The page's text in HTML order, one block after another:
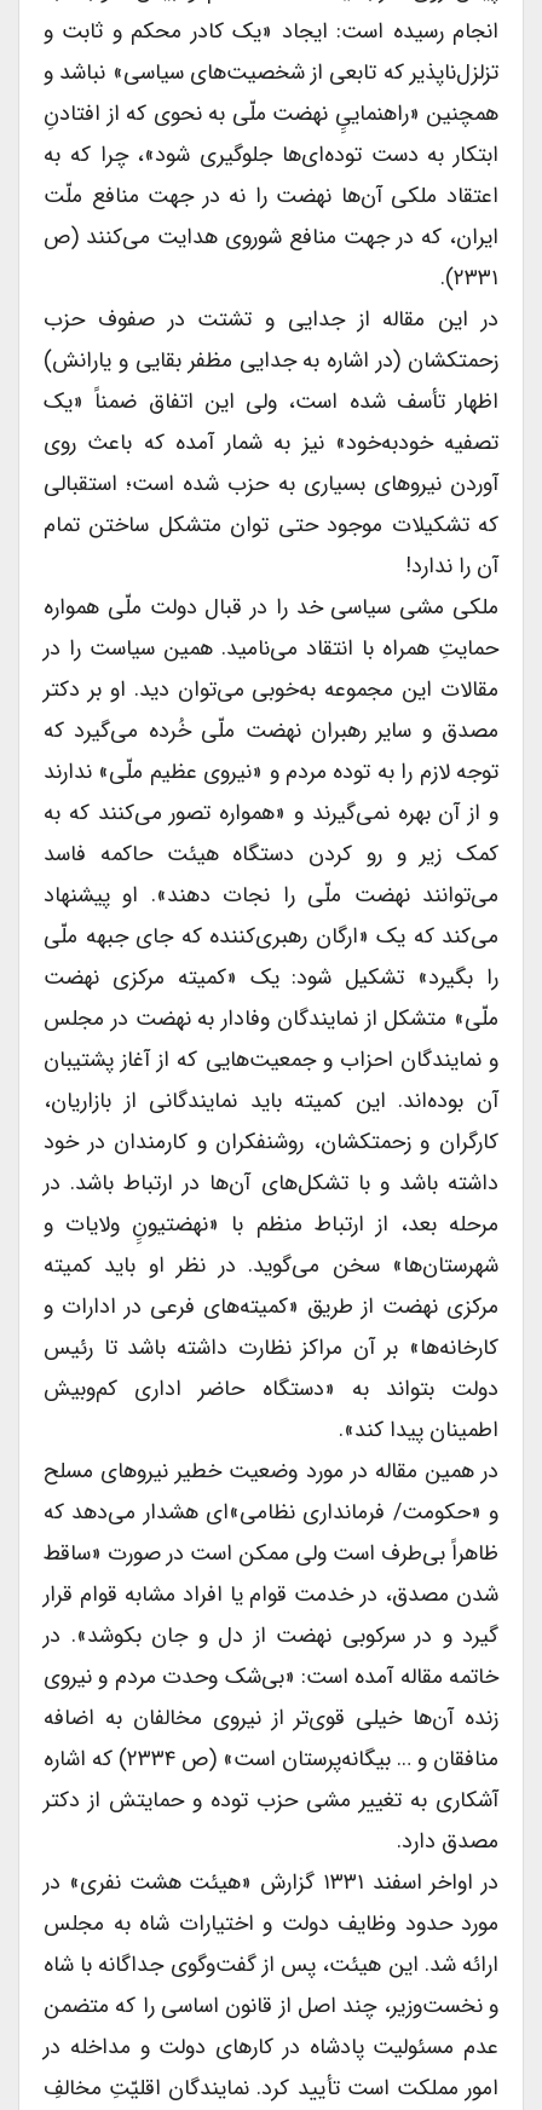
انجام رسیده است: ایجاد «یک کادر محکم و ثابت و
تزلزل‌ناپذیر که تابعی از شخصیت‌های سیاسی» نباشد و
همچنین «راهنماییِِ نهضت ملّی به نحوی که از افتادنِ
ابتکار به دست توده‌ای‌ها جلوگیری شود»، چرا که به
اعتقاد ملکی آن‌ها نهضت را نه در جهت منافع ملّت
ایران، که در جهت منافع شوروی هدایت می‌کنند (ص
۲۳۳۱).
در این مقاله از جدایی و تشتت در صفوف حزب
زحمتکشان (در اشاره به جدایی مظفر بقایی و یارانش)
اظهار تأسف شده است، ولی این اتفاق ضمناً «یک
تصفیه خودبه‌خود» نیز به شمار آمده که باعث روی
آوردن نیروهای بسیاری به حزب شده است؛ استقبالی
که تشکیلات موجود حتی توان متشکل ساختن تمام
آن را ندارد!
ملکی مشی سیاسی خد را در قبال دولت ملّی همواره
حمایتِ همراه با انتقاد می‌نامید. همین سیاست را در
مقالات این مجموعه به‌خوبی می‌توان دید. او بر دکتر
مصدق و سایر رهبران نهضت ملّی خُرده می‌گیرد که
توجه لازم را به توده مردم و «نیروی عظیم ملّی» ندارند
و از آن بهره نمی‌گیرند و «همواره تصور می‌کنند که به
کمک زیر و رو کردن دستگاه هیئت حاکمه فاسد
می‌توانند نهضت ملّی را نجات دهند». او پیشنهاد
می‌کند که یک «ارگان رهبری‌کننده که جای جبهه ملّی
را بگیرد» تشکیل شود: یک «کمیته مرکزی نهضت
ملّی» متشکل از نمایندگان وفادار به نهضت در مجلس
و نمایندگان احزاب و جمعیت‌هایی که از آغاز پشتیبان
آن بوده‌اند. این کمیته باید نمایندگانی از بازاریان،
کارگران و زحمتکشان، روشنفکران و کارمندان در خود
داشته باشد و با تشکل‌های آن‌ها در ارتباط باشد. در
مرحله بعد، از ارتباط منظم با «نهضتیونِِ ولایات و
شهرستان‌ها» سخن می‌گوید. در نظر او باید کمیته
مرکزی نهضت از طریق «کمیته‌های فرعی در ادارات و
کارخانه‌ها» بر آن مراکز نظارت داشته باشد تا رئیس
دولت بتواند به «دستگاه حاضر اداری کم‌وبیش
اطمینان پیدا کند».
در همین مقاله در مورد وضعیت خطیر نیروهای مسلح
و «حکومت/ فرمانداری نظامی»ای هشدار می‌دهد که
ظاهراً بی‌طرف است ولی ممکن است در صورت «ساقط
شدن مصدق، در خدمت قوام یا افراد مشابه قوام قرار
گیرد و در سرکوبی نهضت از دل و جان بکوشد». در
خاتمه مقاله آمده است: «بی‌شک وحدت مردم و نیروی
زنده آن‌ها خیلی قوی‌تر از نیروی مخالفان به اضافه
منافقان و … بیگانه‌پرستان است» (ص ۲۳۳۴) که اشاره
آشکاری به تغییر مشی حزب توده و حمایتش از دکتر
مصدق دارد.
در اواخر اسفند ۱۳۳۱ گزارش «هیئت هشت نفری» در
مورد حدود وظایف دولت و اختیارات شاه به مجلس
ارائه شد. این هیئت، پس از گفت‌وگوی جداگانه با شاه
و نخست‌وزیر، چند اصل از قانون اساسی را که متضمن
عدم مسئولیت پادشاه در کارهای دولت و مداخله در
امور مملکت است تأیید کرد. نمایندگان اقلیّتِ مخالفِ